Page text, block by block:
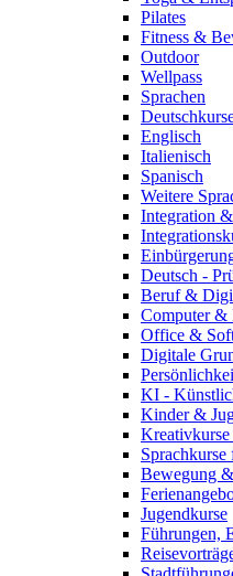
Pilates
Fitness &
Outdoor
Wellpass
Sprachen
Englisch
Italienisch
Spanisch
Weitere
Integration
Deutsch -
Beruf &
Computer &
Office &
Digitale
KI -
Kinder &
Bewegung
Jugendkurse
Führungen,